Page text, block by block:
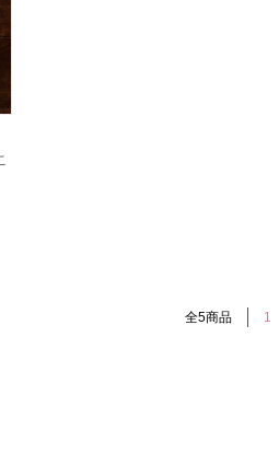
全5商品 1